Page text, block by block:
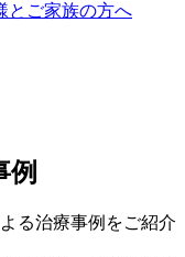
とご家族の方へ
例
る治療事例をご紹介